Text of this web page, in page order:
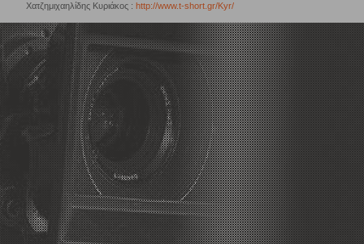
Χατζημιχαηλίδης Κυριάκος : http://www.t-short.gr/Kyr/